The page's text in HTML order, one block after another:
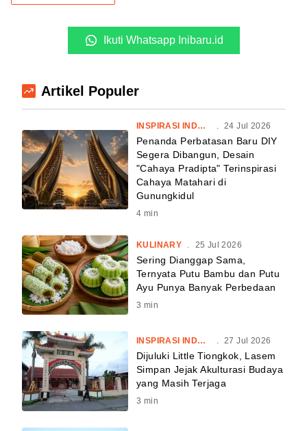
Ikuti Whatsapp Inibaru.id
Artikel Populer
INSPIRASI INDONESIA . 24 Jul 2026
Penanda Perbatasan Baru DIY
Segera Dibangun, Desain
"Cahaya Pradipta" Terinspirasi
Cahaya Matahari di
Gunungkidul
4 min
KULINARY . 25 Jul 2026
Sering Dianggap Sama,
Ternyata Putu Bambu dan Putu
Ayu Punya Banyak Perbedaan
3 min
INSPIRASI INDONESIA . 27 Jul 2026
Dijuluki Little Tiongkok, Lasem
Simpan Jejak Akulturasi Budaya
yang Masih Terjaga
3 min